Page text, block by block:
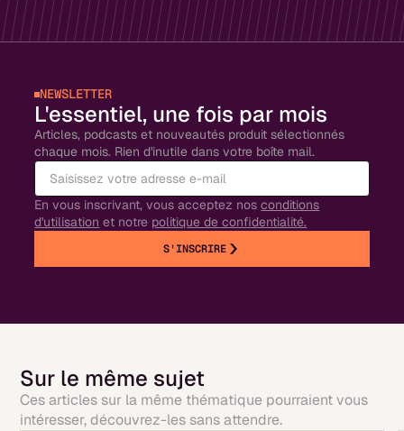
NEWSLETTER
L'essentiel, une fois par mois
Articles, podcasts et nouveautés produit sélectionnés
chaque mois. Rien d'inutile dans votre boîte mail.
En vous inscrivant, vous acceptez nosconditions
d'utilisation et notre politique de confidentialité.
S'INSCRIRE
Sur le même sujet
Ces articles sur la même thématique pourraient vous
intéresser, découvrez-les sans attendre.